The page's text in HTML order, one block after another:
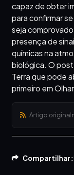
capaz de obter
para confirmar
seja
presença de
químicas na
biológica. O post
Terra que pode
primeiro em
Artigo
Compartilhar: